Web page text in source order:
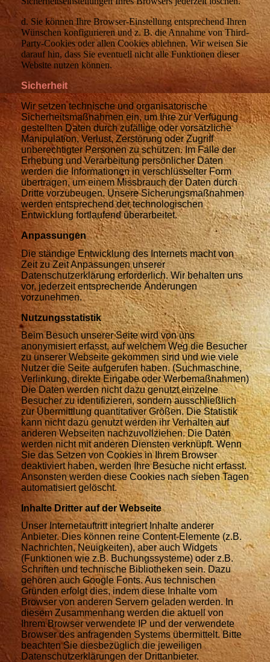
d. Sie können Ihre Browser-Einstellung entsprechend Ihren
Wünschen konfigurieren und z. B. die Annahme von Third-
Party-Cookies oder allen Cookies ablehnen. Wir weisen Sie
darauf hin, dass Sie eventuell nicht alle Funktionen dieser
Website nutzen können.
Sicherheit
Wir setzen technische und organisatorische
Sicherheitsmaßnahmen ein, um Ihre zur Verfügung
gestellten Daten durch zufällige oder vorsätzliche
Manipulation, Verlust, Zerstörung oder Zugriff
unberechtigter Personen zu schützen. Im Falle der
Erhebung und Verarbeitung persönlicher Daten
werden die Informationen in verschlüsselter Form
übertragen, um einem Missbrauch der Daten durch
Dritte vorzubeugen. Unsere Sicherungsmaßnahmen
werden entsprechend der technologischen
Entwicklung fortlaufend überarbeitet.
Anpassungen
Die ständige Entwicklung des Internets macht von
Zeit zu Zeit Anpassungen unserer
Datenschutzerklärung erforderlich. Wir behalten uns
vor, jederzeit entsprechende Änderungen
vorzunehmen.
Nutzungsstatistik
Beim Besuch unserer Seite wird von uns
anonymisiert erfasst, auf welchem Weg die Besucher
zu unserer Webseite gekommen sind und wie viele
Nutzer die Seite aufgerufen haben. (Suchmaschine,
Verlinkung, direkte Eingabe oder Werbemaßnahmen)
Die Daten werden nicht dazu genutzt einzelne
Besucher zu identifizieren, sondern ausschließlich
zur Übermittlung quantitativer Größen. Die Statistik
kann nicht dazu genutzt werden ihr Verhalten auf
anderen Webseiten nachzuvollziehen. Die Daten
werden nicht mit anderen Diensten verknüpft. Wenn
Sie das Setzen von Cookies in Ihrem Browser
deaktiviert haben, werden Ihre Besuche nicht erfasst.
Ansonsten werden diese Cookies nach sieben Tagen
automatisiert gelöscht.
Inhalte Dritter auf der Webseite
Unser Internetauftritt integriert Inhalte anderer
Anbieter. Dies können reine Content-Elemente (z.B.
Nachrichten, Neuigkeiten), aber auch Widgets
(Funktionen wie z.B. Buchungssysteme) oder z.B.
Schriften und technische Bibliotheken sein. Dazu
gehören auch Google Fonts. Aus technischen
Gründen erfolgt dies, indem diese Inhalte vom
Browser von anderen Servern geladen werden. In
diesem Zusammenhang werden die aktuell von
Ihrem Browser verwendete IP und der verwendete
Browser des anfragenden Systems übermittelt. Bitte
beachten Sie diesbezüglich die jeweiligen
Datenschutzerklärungen der Drittanbieter.